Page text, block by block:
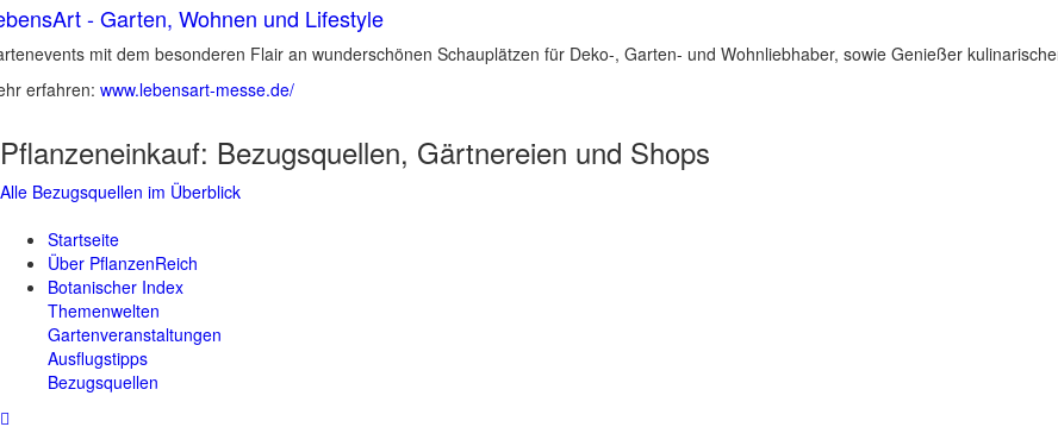
- Garten, Wohnen und Lifestyle
mit dem besonderen Flair an wunderschönen Schauplätzen für Deko-, Garten- und Wohnliebhaber, sowie Genießer
erfahren: www.lebensart-messe.de/
Pflanzeneinkauf: Bezugsquellen, Gärtnereien und Shops
Alle Bezugsquellen im Überblick
Startseite
Über PflanzenReich
Botanischer Index
Themenwelten
Gartenveranstaltungen
Ausflugstipps
Bezugsquellen